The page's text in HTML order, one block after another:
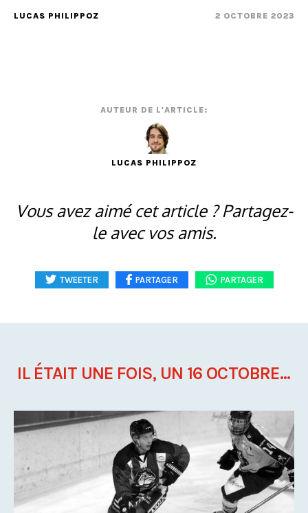
LUCAS PHILIPPOZ 2 OCTOBRE 2023
AUTEUR DE L'ARTICLE:
LUCAS PHILIPPOZ
Vous avez aimé cet article ? Partagez-
le avec vos amis.
TWEETER PARTAGER PARTAGER
IL ÉTAIT UNE FOIS, UN 16 OCTOBRE...